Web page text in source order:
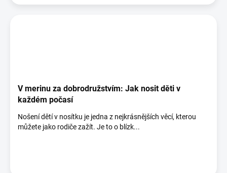
V merinu za dobrodružstvím: Jak nosit děti v
každém počasí
Nošení dětí v nosítku je jedna z nejkrásnějších věcí, kterou
můžete jako rodiče zažít. Je to o blízk...